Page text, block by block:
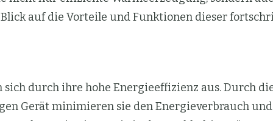
auf die Vorteile und Funktionen dieser
durch ihre hohe Energieeffizienz aus. Durch
Gerät minimieren sie den Energieverbrauch